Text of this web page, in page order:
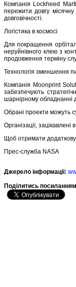
Компанія Lockheed
пережити довгу
довговічності.
Логістика в космосі
Для покращення
неруйнівного клею з
продовження терміну
Технологія зменшення
Компанія Moonprint
забезпечують
шарнірному обладнанні
Обрані проекти можуть
Організації,
Щоб отримати додаткову
Прес-служба NASA
Джерело інформації:
Подiлитись